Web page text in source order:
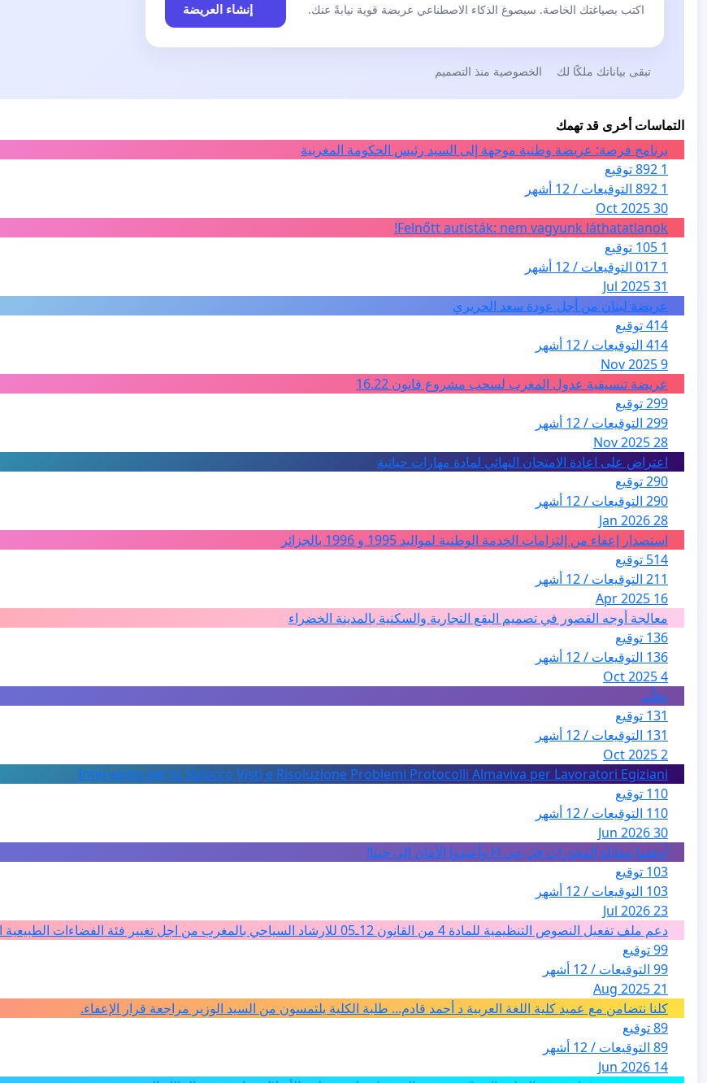
اكتب بصياغتك الخاصة. سيصوغ الذكاء الاصطناعي عريضة قوية نيابةً عنك. إنشاء العريضة
تبقى بياناتك ملكًا لك الخصوصية منذ التصميم
التماسات أخرى قد تهمك
برنامج فرصة: عريضة وطنية موجهة إلى السيد رئيس الحكومة المغربية
1 892 توقيع
1 892 التوقيعات / 12 أشهر
30 Oct 2025
Felnőtt autisták: nem vagyunk láthatatlanok!
1 105 توقيع
1 017 التوقيعات / 12 أشهر
31 Jul 2025
عريضة لبنان من أجل عودة سعد الحريري
414 توقيع
414 التوقيعات / 12 أشهر
9 Nov 2025
عريضة تنسيقية عدول المغرب لسحب مشروع قانون 16.22
299 توقيع
299 التوقيعات / 12 أشهر
28 Nov 2025
اعتراض على اعادة الامتحان النهائي لمادة مهارات حياتية
290 توقيع
290 التوقيعات / 12 أشهر
28 Jan 2026
استصدار إعفاء من إلتزامات الخدمة الوطنية لمواليد 1995 و 1996 بالجزائر
514 توقيع
211 التوقيعات / 12 أشهر
16 Apr 2025
معالجة أوجه القصور في تصميم البقع التجارية والسكنية بالمدينة الخضراء
136 توقيع
136 التوقيعات / 12 أشهر
4 Oct 2025
تظلّم
131 توقيع
131 التوقيعات / 12 أشهر
2 Oct 2025
Intervento per lo Sblocco Visti e Risoluzione Problemi Protocolli Almaviva per Lavoratori Egiziani
110 توقيع
110 التوقيعات / 12 أشهر
30 Jun 2026
أوقفوا معاناة المخدرات في حي H وأعيدوا الأمان إلى حينا!
103 توقيع
103 التوقيعات / 12 أشهر
23 Jul 2026
دعم ملف تفعيل النصوص التنظيمية للمادة 4 من القانون 12ـ05 للارشاد السياحي بالمغرب من اجل تغيير فئة الفضاءات الطبيعية الى فئة المدن والمدارات
99 توقيع
99 التوقيعات / 12 أشهر
21 Aug 2025
كلنا نتضامن مع عميد كلية اللغة العربية د أحمد قادم... طلبة الكلية يلتمسون من السيد الوزير مراجعة قرار الإعفاء.
89 توقيع
89 التوقيعات / 12 أشهر
14 Jun 2026